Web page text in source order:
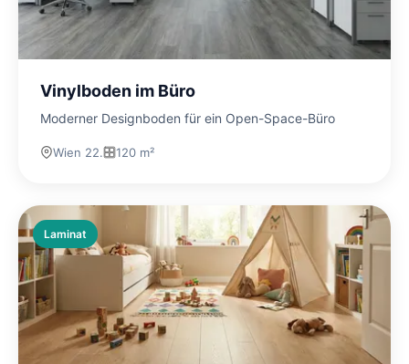
Vinylboden im Büro
Moderner Designboden für ein Open-Space-Büro
Wien 22. 120 m²
Laminat